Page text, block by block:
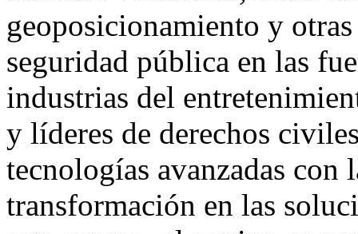
geoposicionamiento y
seguridad pública en las
industrias del
y líderes de derechos
tecnologías avanzadas con
transformación en las